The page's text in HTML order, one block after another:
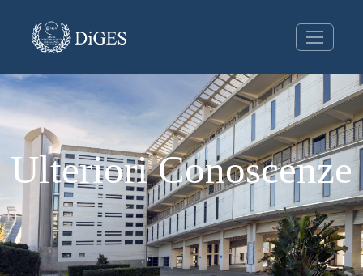
Ulteriori Conoscenze